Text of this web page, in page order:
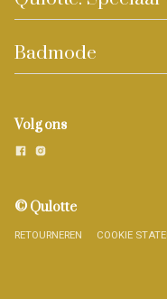
Badmode
Volg ons
© Qulotte
RETOURNEREN COOKIE